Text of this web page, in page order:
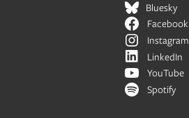
Bluesky
Facebook
Instagram
LinkedIn
YouTube
Spotify